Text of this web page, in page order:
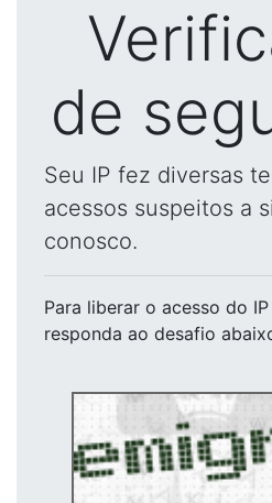
de
Seu IP fez diversas
acessos suspeitos a
conosco.
Para liberar o acesso do IP
responda ao desafio